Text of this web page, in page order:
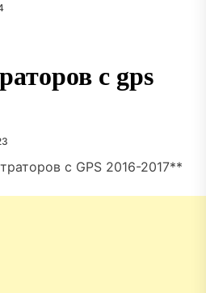
с gps
с GPS 2016-2017**